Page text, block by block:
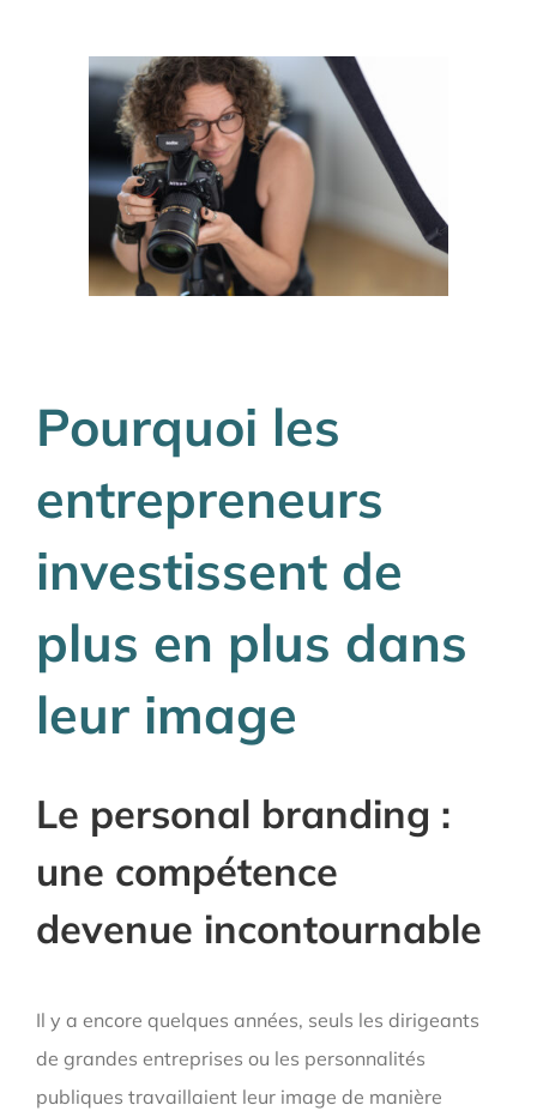
Pourquoi les
entrepreneurs
investissent de
plus en plus dans
leur image
Le personal branding :
une compétence
devenue incontournable
Il y a encore quelques années, seuls les dirigeants
de grandes entreprises ou les personnalités
publiques travaillaient leur image de manière